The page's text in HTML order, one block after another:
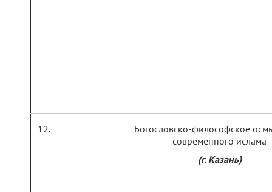
Богословско-философское
современного ислама
(г. Казань)